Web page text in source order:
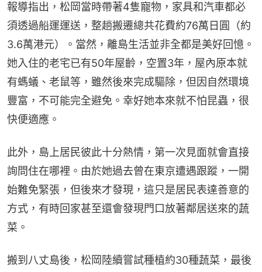
報導指出，松岡當時帶著4隻寵物，家具和汽車都必
須透過船運運送，整趟搬遷總共花費約76萬日圓（約
3.6萬港元）。當然，離島生活並非全都是美好回憶。
她入住的老宅已有50年屋齡，空置3年，屋內原本就
有螞蟻、老鼠等，雖然後來完成驅除，但因自然環境
豐富，不可能完全避免。幸好她本來就不怕昆蟲，很
快便適應。
此外，島上居民彼此十分熱情，第一次見面就會直接
詢問住在哪裡。由於她過去曾在東京遭遇跟蹤，一開
始難免緊張，但後來才發現，這只是居民表達善意的
方式，有時回家甚至還會發現門口放著鄰居送來的蔬
菜。
搬到八丈島後，松岡陸續嘗試種植約30種蔬菜，最後